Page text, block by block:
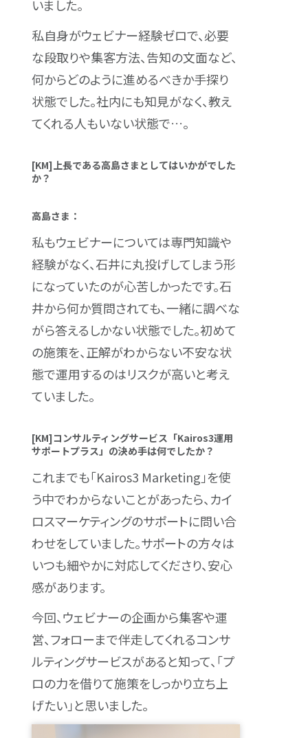
いました。
私自身がウェビナー経験ゼロで、必要
な段取りや集客方法、告知の文面など、
何からどのように進めるべきか手探り
状態でした。社内にも知見がなく、教え
てくれる人もいない状態で…。
[KM]上長である高島さまとしてはいかがでした
か？
高島さま：
私もウェビナーについては専門知識や
経験がなく、石井に丸投げしてしまう形
になっていたのが心苦しかったです。石
井から何か質問されても、一緒に調べな
がら答えるしかない状態でした。初めて
の施策を、正解がわからない不安な状
態で運用するのはリスクが高いと考え
ていました。
[KM]コンサルティングサービス「Kairos3運用
サポートプラス」の決め手は何でしたか？
これまでも「Kairos3 Marketing」を使
う中でわからないことがあったら、カイ
ロスマーケティングのサポートに問い合
わせをしていました。サポートの方々は
いつも細やかに対応してくださり、安心
感があります。
今回、ウェビナーの企画から集客や運
営、フォローまで伴走してくれるコンサ
ルティングサービスがあると知って、「プ
ロの力を借りて施策をしっかり立ち上
げたい」と思いました。